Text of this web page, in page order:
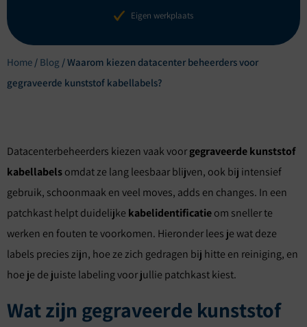
Eigen werkplaats
Home / Blog /Waarom kiezen datacenter beheerders voor
gegraveerde kunststof kabellabels?
Datacenterbeheerders kiezen vaak voorgegraveerde kunststof
kabellabelsomdat ze lang leesbaar blijven, ook bij intensief
gebruik, schoonmaak en veel moves, adds en changes. In een
patchkast helpt duidelijke kabelidentificatieom sneller te
werken en fouten te voorkomen. Hieronder lees je wat deze
labels precies zijn, hoe ze zich gedragen bij hitte en reiniging, en
hoe je de juiste labeling voor jullie patchkast kiest.
Wat zijn gegraveerde kunststof